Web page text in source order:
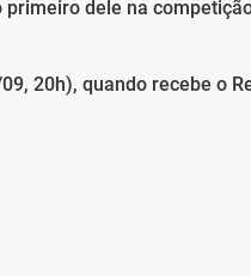
dele na
20h), quando recebe o